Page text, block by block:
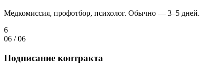
Медкомиссия, профотбор, психолог. Обычно — 3–5 дней.
6
06 /06
Подписание контракта